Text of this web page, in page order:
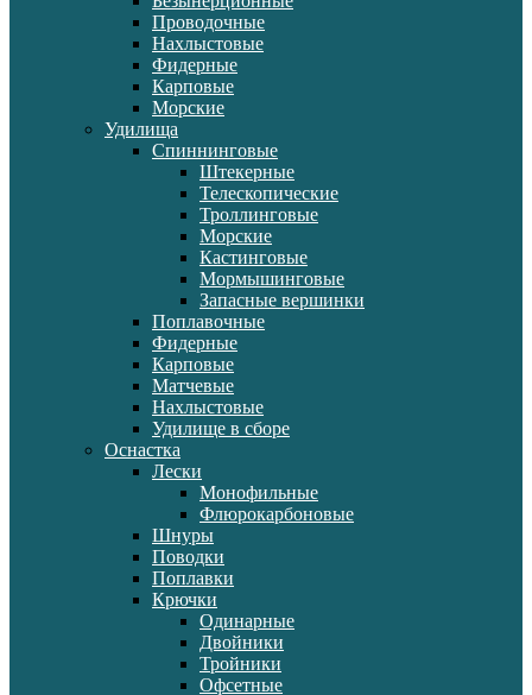
Проводочные
Нахлыстовые
Фидерные
Карповые
Морские
Удилища
Спиннинговые
Штекерные
Телескопические
Троллинговые
Морские
Кастинговые
Мормышинговые
Запасные вершинки
Поплавочные
Фидерные
Карповые
Матчевые
Нахлыстовые
Удилище в сборе
Оснастка
Лески
Монофильные
Флюрокарбоновые
Шнуры
Поводки
Поплавки
Крючки
Одинарные
Двойники
Тройники
Офсетные